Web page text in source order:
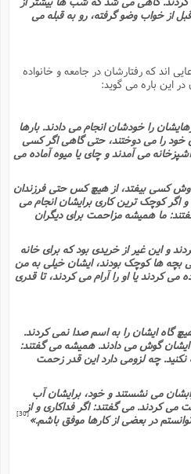
از خواب وضو گرفته، رو به قبله مى
اند که رفتارشان در جامعه و خانواده
این باره مى گوید:
را خودشان انجام مى دادند. بارها
را مى دوختند، حتى گاهى اگر کسى
مى آمدند و چاى یا میوه آماده مى
کسى بیفتد، از هیچ کس حتى فرزندان
اگر کوچک ترین کارى برایشان انجام مى
ما همیشه مزاحمت براى دیگران
و این غیر از خریدى بود که براى خانه
بچه ها کوچک بودند، ایشان خیلى به من
کردند یا او را آرام مى کردند، تا قدرى
گاه ایشان را به اسم صدا نمى کردند.
گوش مى دادند. همیشه مى گفتند:
چه لزومى دارد این قدر زحمت
مى نشستند و خود، برایشان آب
کردند. مى گفتند: اگر فداکارى و از
در بعضى از کارها موفق باشم.»